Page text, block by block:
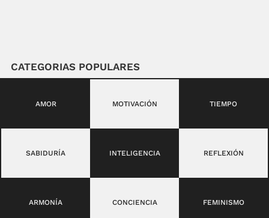
CATEGORIAS POPULARES
AMOR MOTIVACIÓN TIEMPO
SABIDURÍA INTELIGENCIA REFLEXIÓN
ARMONÍA CONCIENCIA FEMINISMO